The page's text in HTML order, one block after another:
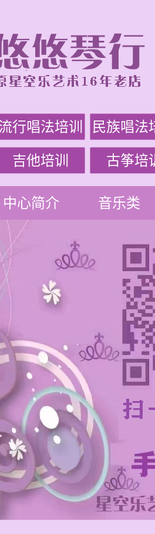
行唱法培训 民族唱法
吉他培训 古筝培
中心简介 音乐类